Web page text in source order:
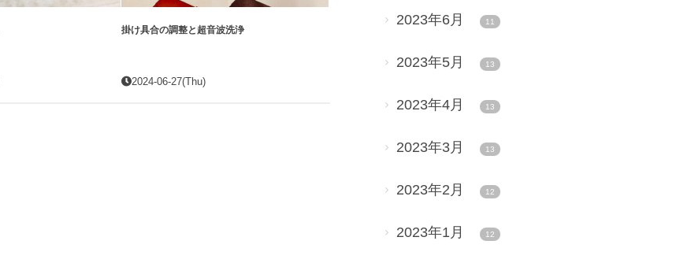
掛け具合の調整と超音波洗浄
2024-06-27(Thu)
2023年6月 11
2023年5月 13
2023年4月 13
2023年3月 13
2023年2月 12
2023年1月 12